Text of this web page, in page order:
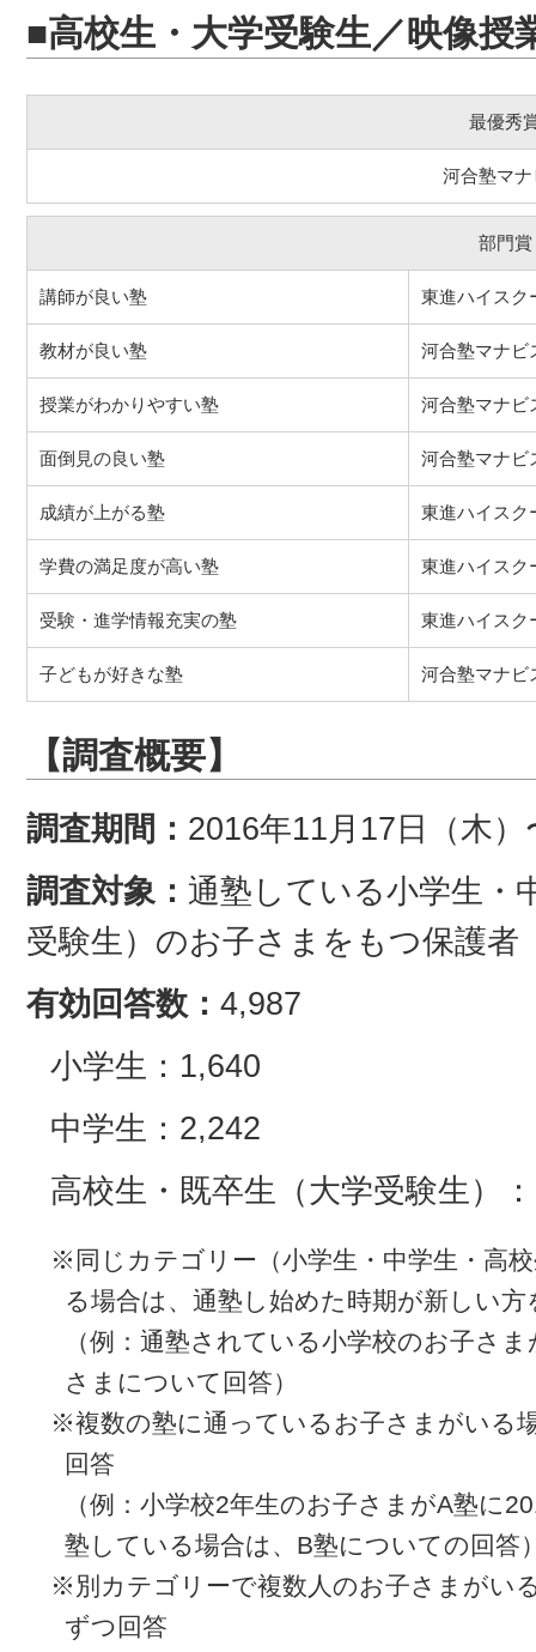
■高校生・大学受験生／映像授
最優秀
河合塾マナ
部門賞
講師が良い塾 東進ハイスク
教材が良い塾 河合塾マナビ
授業がわかりやすい塾 河合塾マナビ
面倒見の良い塾 河合塾マナビ
成績が上がる塾 東進ハイスク
学費の満足度が高い塾 東進ハイスク
受験・進学情報充実の塾 東進ハイスク
子どもが好きな塾 河合塾マナビ
【調査概要】
調査期間： 2016年11月17日（木
調査対象： 通塾している小学生・
受験生）のお子さまをもつ保護者
有効回答数： 4,987
小学生：1,640
中学生：2,242
高校生・既卒生（大学受験生）
※同じカテゴリー（小学生・中学生・高
る場合は、通塾し始めた時期が新しい方
（例：通塾されている小学校のお子さ
さまについて回答）
※複数の塾に通っているお子さまがいる
回答
（例：小学校2年生のお子さまがA塾に
塾している場合は、B塾についての回答
※別カテゴリーで複数人のお子さまがい
ずつ回答